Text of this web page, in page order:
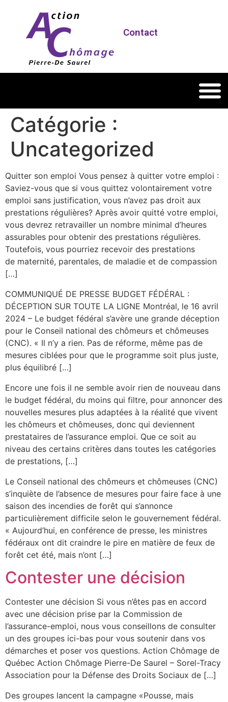
Contact
Catégorie :
Uncategorized
Quitter son emploi Vous pensez à quitter votre emploi :
Saviez-vous que si vous quittez volontairement votre
emploi sans justification, vous n’avez pas droit aux
prestations régulières? Après avoir quitté votre emploi,
vous devrez retravailler un nombre minimal d’heures
assurables pour obtenir des prestations régulières.
Toutefois, vous pourriez recevoir des prestations
de maternité, parentales, de maladie et de compassion
[…]
COMMUNIQUÉ DE PRESSE BUDGET FÉDÉRAL :
DÉCEPTION SUR TOUTE LA LIGNE Montréal, le 16 avril
2024 – Le budget fédéral s’avère une grande déception
pour le Conseil national des chômeurs et chômeuses
(CNC). « Il n’y a rien. Pas de réforme, même pas de
mesures ciblées pour que le programme soit plus juste,
plus équilibré […]
Encore une fois il ne semble avoir rien de nouveau dans
le budget fédéral, du moins qui filtre, pour annoncer des
nouvelles mesures plus adaptées à la réalité que vivent
les chômeurs et chômeuses, donc qui deviennent
prestataires de l’assurance emploi. Que ce soit au
niveau des certains critères dans toutes les catégories
de prestations, […]
Le Conseil national des chômeurs et chômeuses (CNC)
s’inquiète de l’absence de mesures pour faire face à une
saison des incendies de forêt qui s’annonce
particulièrement difficile selon le gouvernement fédéral.
« Aujourd’hui, en conférence de presse, les ministres
fédéraux ont dit craindre le pire en matière de feux de
forêt cet été, mais n’ont […]
Contester une décision
Contester une décision Si vous n’êtes pas en accord
avec une décision prise par la Commission de
l’assurance-emploi, nous vous conseillons de consulter
un des groupes ici-bas pour vous soutenir dans vos
démarches et poser vos questions. Action Chômage de
Québec Action Chômage Pierre-De Saurel – Sorel-Tracy
Association pour la Défense des Droits Sociaux de […]
Des groupes lancent la campagne «Pousse, mais